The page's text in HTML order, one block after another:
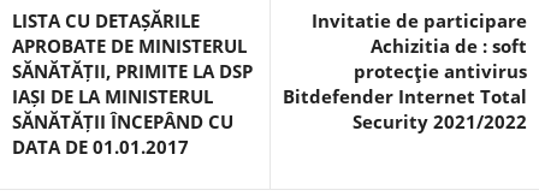
LISTA CU DETAȘĂRILE
APROBATE DE MINISTERUL
SĂNĂTĂȚII, PRIMITE LA DSP
IAȘI DE LA MINISTERUL
SĂNĂTĂȚII ÎNCEPÂND CU
DATA DE 01.01.2017
Invitatie de participare
Achizitia de : soft
protecţie antivirus
Bitdefender Internet Total
Security 2021/2022